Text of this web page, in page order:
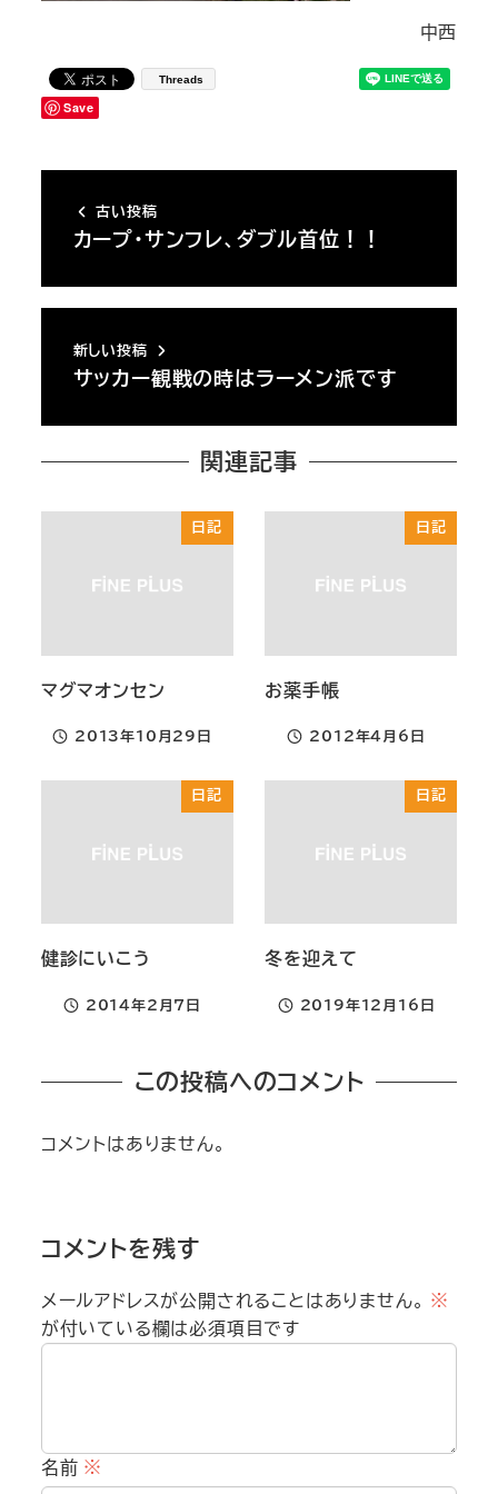
中西
Threads
Save
古い投稿
カープ・サンフレ、ダブル首位！！
新しい投稿
サッカー観戦の時はラーメン派です
関連記事
日記
マグマオンセン
投稿日
2013年10月29日
日記
お薬手帳
投稿日
2012年4月6日
日記
健診にいこう
投稿日
2014年2月7日
日記
冬を迎えて
投稿日
2019年12月16日
この投稿へのコメント
コメントはありません。
コメントを残す
メールアドレスが公開されることはありません。
※
が付いている欄は必須項目です
名前 ※